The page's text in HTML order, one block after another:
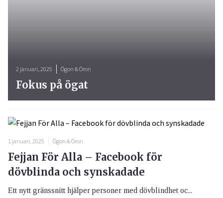
2 januari, 2025 Ögon & Öron
Fokus på ögat
1 januari, 2025 Ögon & Öron
Fejjan För Alla – Facebook för
dövblinda och synskadade
Ett nytt gränssnitt hjälper personer med dövblindhet oc...